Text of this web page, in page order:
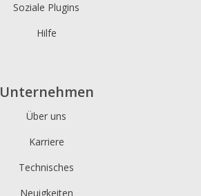
Soziale Plugins
Hilfe
Unternehmen
Über uns
Karriere
Technisches
Neuigkeiten